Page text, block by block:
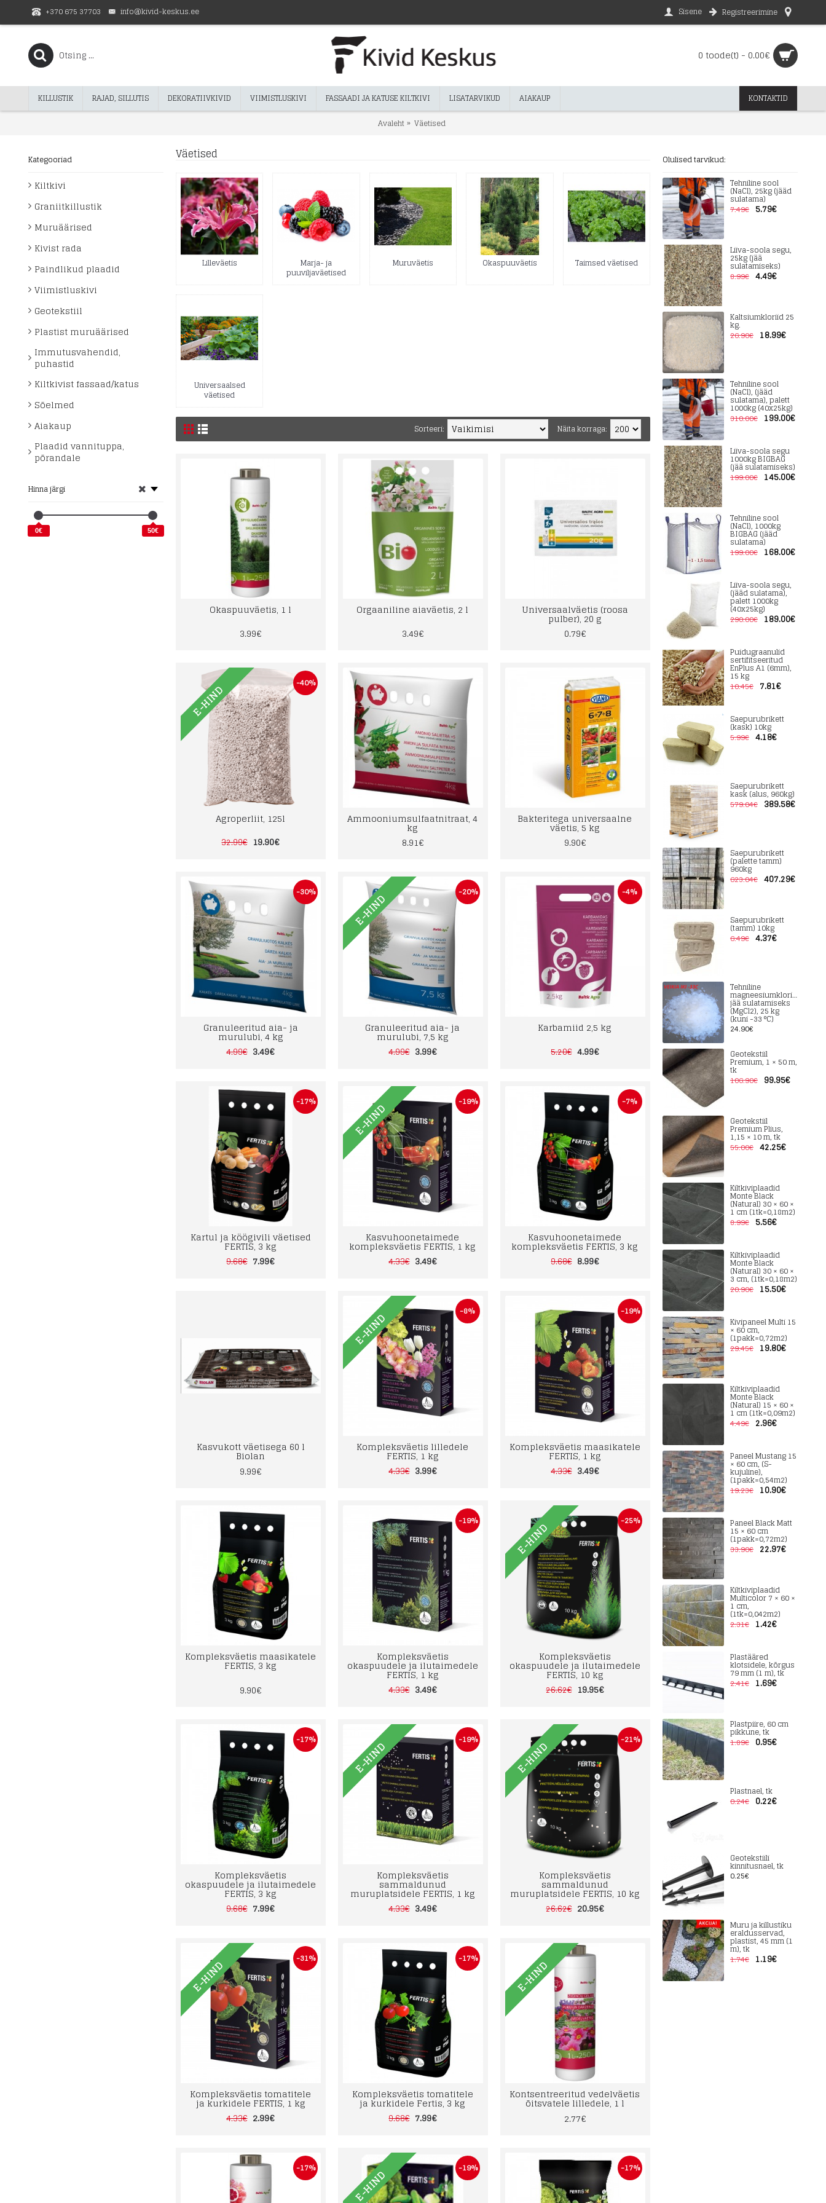
+370 675 37703 info@kivid-keskus.ee Sisene Registreerimine
0 toode(t) - 0.00€
KILLUSTIK RAJAD, SILLUTIS DEKORATIIVKIVID VIIMISTLUSKIVI FASSAADI JA KATUSE KILTKIVI LISATARVIKUD AIAKAUP
KONTAKTID
Avaleht
Väetised
Kategooriad
Kiltkivi
Graniitkillustik
Muruäärised
Kivist rada
Paindlikud plaadid
Viimistluskivi
Geotekstiil
Plastist muruäärised
Immutusvahendid,
puhastid
Kiltkivist fassaad/katus
Sõelmed
Aiakaup
Plaadid vannituppa,
põrandale
Hinna järgi
0€ 50€
Olulised tarvikud:
Tehniline sool
(NaCl), 25kg (jääd
sulatama)
7.49€ 5.79€
Liiva-soola segu,
25kg (jää
sulatamiseks)
8.99€ 4.49€
Kaltsiumkloriid 25
kg.
26.90€ 18.99€
Tehniline sool
(NaCl), (jääd
sulatama), palett
1000kg (40x25kg)
310.00€ 199.00€
Liiva-soola segu
1000kg BIGBAG
(jää sulatamiseks)
199.00€ 145.00€
Tehniline sool
(NaCl), 1000kg
BIGBAG (jääd
sulatama)
199.00€ 168.00€
Liiva-soola segu,
(jääd sulatama),
palett 1000kg
(40x25kg)
290.00€ 189.00€
Puidugraanulid
sertifitseeritud
EnPlus A1 (6mm),
15 kg
10.45€ 7.81€
Saepurubrikett
(kask) 10kg
5.99€ 4.18€
Saepurubrikett
kask (alus, 960kg)
579.04€ 389.58€
Saepurubrikett
(palette tamm)
960kg
623.04€ 407.29€
Saepurubrikett
(tamm) 10kg
6.49€ 4.37€
Tehniline
magneesiumkloriid
jää sulatamiseks
(MgCl2), 25 kg
(kuni -33 °C)
24.90€
Geotekstiil
Premium, 1 × 50 m,
tk
106.90€ 99.95€
Geotekstiil
Premium Plius,
1,15 × 10 m, tk
55.00€ 42.25€
Kiltkiviplaadid
Monte Black
(Natural) 30 × 60 ×
1 cm (1tk=0,18m2)
8.99€ 5.56€
Kiltkiviplaadid
Monte Black
(Natural) 30 × 60 ×
3 cm, (1tk=0,18m2)
20.90€ 15.50€
Kivipaneel Multi 15
× 60 cm,
(1pakk=0,72m2)
29.45€ 19.80€
Kiltkiviplaadid
Monte Black
(Natural) 15 × 60 ×
1 cm (1tk=0,09m2)
4.49€ 2.96€
Paneel Mustang 15
× 60 cm, (S-
kujuline),
(1pakk=0,54m2)
19.23€ 10.90€
Paneel Black Matt
15 × 60 cm
(1pakk=0,72m2)
33.90€ 22.97€
Kiltkiviplaadid
Multicolor 7 × 60 ×
1 cm,
(1tk=0,042m2)
2.31€ 1.42€
Plastääred
klotsidele, kõrgus
79 mm (1 m), tk
2.41€ 1.69€
Plastpiire, 60 cm
pikkune, tk
1.89€ 0.95€
Plastnael, tk
0.24€ 0.22€
Geotekstiili
kinnitusnael, tk
0.25€
Muru ja killustiku
eraldusservad,
plastist, 45 mm (1
m), tk
1.74€ 1.19€
Väetised
Lilleväetis Marja- ja
puuviljaväetised
Muruväetis Okaspuuväetis Taimsed väetised
Universaalsed
väetised
Näita korraga:
Sorteeri:
Okaspuuväetis, 1 l
3.99€
Orgaaniline aiaväetis, 2 l
3.49€
Universaalväetis (roosa
pulber), 20 g
0.79€
-40%
E-HIND
Agroperliit, 125l
32.99€ 19.90€
Ammooniumsulfaatnitraat, 4
kg
8.91€
Bakteritega universaalne
väetis, 5 kg
9.90€
-30%
Granuleeritud aia- ja
murulubi, 4 kg
4.99€ 3.49€
-20%
E-HIND
Granuleeritud aia- ja
murulubi, 7,5 kg
4.99€ 3.99€
-4%
Karbamiid 2,5 kg
5.20€ 4.99€
-17%
Kartul ja köögivili väetised
FERTIS, 3 kg
9.68€ 7.99€
-19%
E-HIND
Kasvuhoonetaimede
kompleksväetis FERTIS, 1 kg
4.33€ 3.49€
-7%
Kasvuhoonetaimede
kompleksväetis FERTIS, 3 kg
9.68€ 8.99€
Kasvukott väetisega 60 l
Biolan
9.99€
-8%
E-HIND
Kompleksväetis lilledele
FERTIS, 1 kg
4.33€ 3.99€
-19%
Kompleksväetis maasikatele
FERTIS, 1 kg
4.33€ 3.49€
Kompleksväetis maasikatele
FERTIS, 3 kg
9.90€
-19%
Kompleksväetis
okaspuudele ja ilutaimedele
FERTIS, 1 kg
4.33€ 3.49€
-25%
E-HIND
Kompleksväetis
okaspuudele ja ilutaimedele
FERTIS, 10 kg
26.62€ 19.95€
-17%
Kompleksväetis
okaspuudele ja ilutaimedele
FERTIS, 3 kg
9.68€ 7.99€
-19%
E-HIND
Kompleksväetis
sammaldunud
muruplatsidele FERTIS, 1 kg
4.33€ 3.49€
-21%
E-HIND
Kompleksväetis
sammaldunud
muruplatsidele FERTIS, 10 kg
26.62€ 20.95€
-31%
E-HIND
Kompleksväetis tomatitele
ja kurkidele FERTIS, 1 kg
4.33€ 2.99€
-17%
Kompleksväetis tomatitele
ja kurkidele Fertis, 3 kg
9.68€ 7.99€
E-HIND
Kontsentreeritud vedelväetis
õitsvatele lilledele, 1 l
2.77€
-17% -19%
E-HIND -17%